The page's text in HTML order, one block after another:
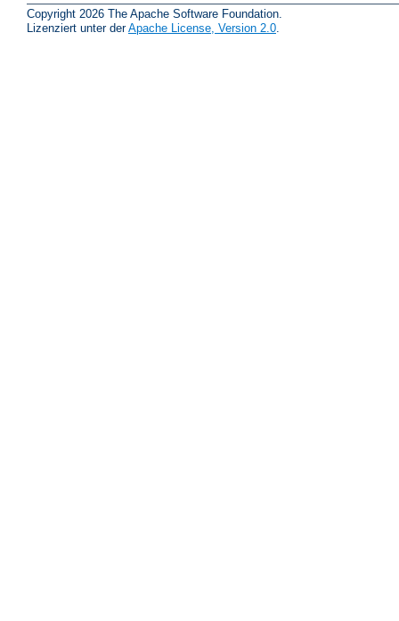
Copyright 2026 The Apache Software Foundation.
Lizenziert unter derApache License, Version 2.0